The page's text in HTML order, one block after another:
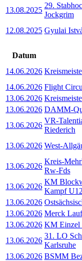
13.08.2025
29.
Jockgrim
12.08.2025 Gyulai
Datum
14.06.2026
14.06.2026 Flight
13.06.2026
13.06.2026 DAMM-
13.06.2026
VR-
Riederich
13.06.2026 West-
13.06.2026
Kreis-
Rw-Fds
13.06.2026
KM
Kampf U12
13.06.2026
13.06.2026 Merck
13.06.2026 KM Einzel
13.06.2026
31. LO
Karlsruhe
13.06.2026 BSMM